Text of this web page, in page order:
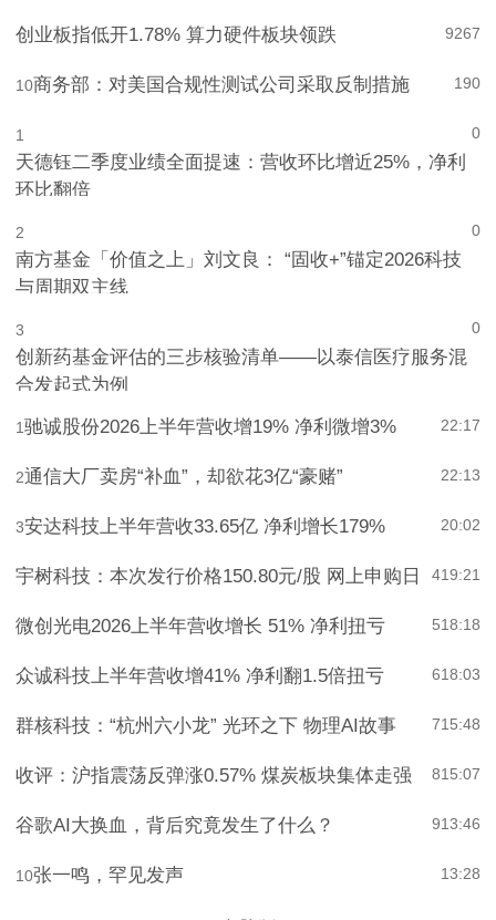
267
9
创业板指低开1.78% 算力硬件板块领跌
190
10商务部：对美国合规性测试公司采取反制措施
0
1
天德钰二季度业绩全面提速：营收环比增近25%，净利
环比翻倍
0
2
南方基金「价值之上」刘文良： “固收+”锚定2026科技
与周期双主线
0
3
创新药基金评估的三步核验清单——以泰信医疗服务混
合发起式为例
22:17
1驰诚股份2026上半年营收增19% 净利微增3%
22:13
2通信大厂卖房“补血”，却欲花3亿“豪赌”
20:02
3安达科技上半年营收33.65亿 净利增长179%
19:21
4
宇树科技：本次发行价格150.80元/股 网上申购日
18:18
5
微创光电2026上半年营收增长 51% 净利扭亏
18:03
6
众诚科技上半年营收增41% 净利翻1.5倍扭亏
15:48
7
群核科技：“杭州六小龙” 光环之下 物理AI故事
15:07
8
收评：沪指震荡反弹涨0.57% 煤炭板块集体走强
13:46
9
谷歌AI大换血，背后究竟发生了什么？
13:28
10张一鸣，罕见发声